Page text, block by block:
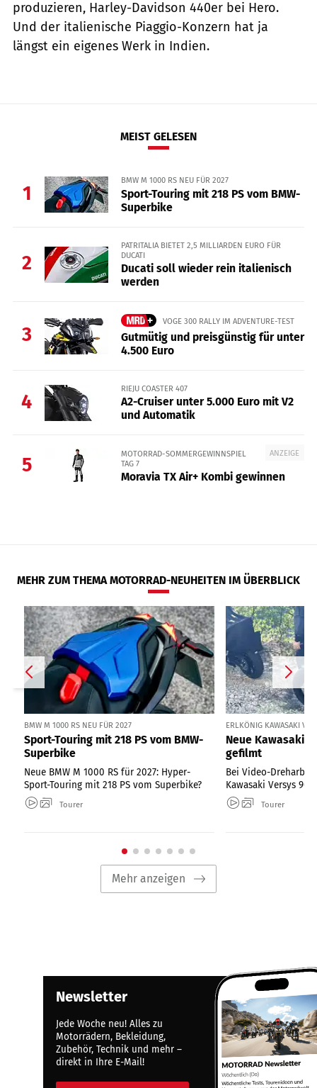
produzieren, Harley-Davidson 440er bei Hero.
Und der italienische Piaggio-Konzern hat ja
längst ein eigenes Werk in Indien.
MEIST GELESEN
1
BMW M 1000 RS NEU FÜR 2027
Sport-Touring mit 218 PS vom BMW-
Superbike
2
PATRITALIA BIETET 2,5 MILLIARDEN EURO FÜR
DUCATI
Ducati soll wieder rein italienisch
werden
3
VOGE 300 RALLY IM ADVENTURE-TEST
Gutmütig und preisgünstig für unter
4.500 Euro
4
RIEJU COASTER 407
A2-Cruiser unter 5.000 Euro mit V2
und Automatik
5
ANZEIGE
MOTORRAD-SOMMERGEWINNSPIEL
TAG 7
Moravia TX Air+ Kombi gewinnen
MEHR ZUM THEMA MOTORRAD-NEUHEITEN IM ÜBERBLICK
BMW M 1000 RS NEU FÜR 2027
Sport-Touring mit 218 PS vom BMW-
Superbike
Neue BMW M 1000 RS für 2027: Hyper-
Sport-Touring mit 218 PS vom Superbike?
Tourer
ERLKÖNIG KAWASAKI
Neue Kawasaki
gefilmt
Bei Video-
Kawasaki Versys
Tourer
Mehr anzeigen
Newsletter
Jede Woche neu! Alles zu
Motorrädern, Bekleidung,
Zubehör, Technik und mehr –
direkt in Ihre E-Mail!